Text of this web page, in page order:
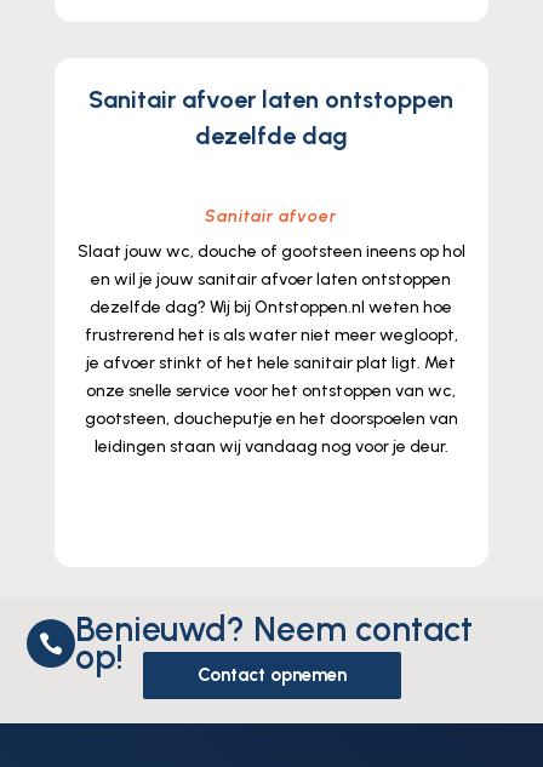
Sanitair afvoer laten ontstoppen
dezelfde dag
Sanitair afvoer
Slaat jouw wc, douche of gootsteen ineens op hol
en wil je jouw sanitair afvoer laten ontstoppen
dezelfde dag? Wij bij Ontstoppen.​nl weten hoe
frustrerend het is als water niet meer wegloopt,
je afvoer stinkt of het hele sanitair plat ligt.​ Met
onze snelle service voor het ontstoppen van wc,
gootsteen, doucheputje en het doorspoelen van
leidingen staan wij vandaag nog voor je deur.​
 Benieuwd? Neem contact
op! Contact opnemen